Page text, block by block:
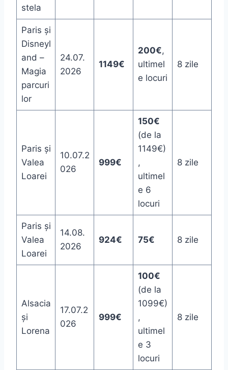
stela
Paris și
Disneyl
and –
Magia
parcuri
lor
24.07.
2026
1149€
200€,
ultimel
e locuri
8 zile
Paris și
Valea
Loarei
10.07.2
026
999€
150€
(de la
1149€)
,
ultimel
e 6
locuri
8 zile
Paris și
Valea
Loarei
14.08.
2026
924€ 75€ 8 zile
Alsacia
și
Lorena
17.07.2
026
999€
100€
(de la
1099€)
,
ultimel
e 3
locuri
8 zile